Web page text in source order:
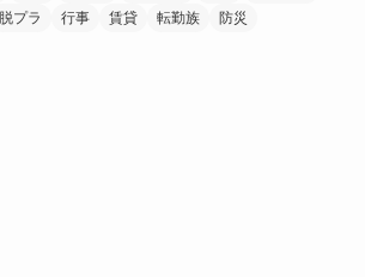
脱プラ 行事 賃貸 転勤族 防災